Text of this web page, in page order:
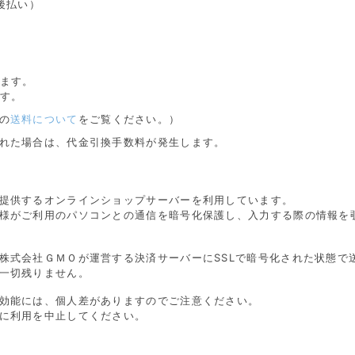
い）
す。
。
送料について をご覧ください。）
た場合は、代金引換手数料が発生します。
供するオンラインショップサーバーを利用しています。
がご利用のパソコンとの通信を暗号化保護し、入力する際の情報
式会社ＧＭＯが運営する決済サーバーにSSLで暗号化された状態で
切残りません。
能には、個人差がありますのでご注意ください。
利用を中止してください。